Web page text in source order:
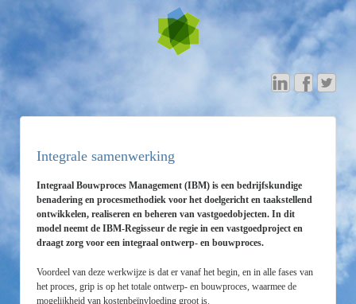
Integrale samenwerking
Integraal Bouwproces Management (IBM) is een bedrijfskundige
benadering en procesmethodiek voor het doelgericht en taakstellend
ontwikkelen, realiseren en beheren van vastgoedobjecten. In dit
model neemt de IBM-Regisseur de regie in een vastgoedproject en
draagt zorg voor een integraal ontwerp- en bouwproces.
Voordeel van deze werkwijze is dat er vanaf het begin, en in alle fases van
het proces, grip is op het totale ontwerp- en bouwproces, waarmee de
mogelijkheid van kostenbeïnvloeding groot is.